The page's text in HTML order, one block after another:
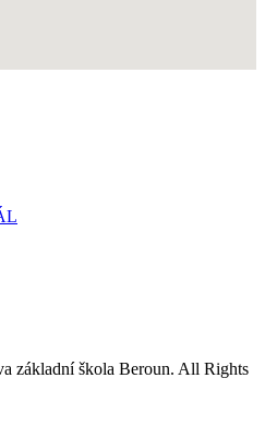
základní škola Beroun. All Rights